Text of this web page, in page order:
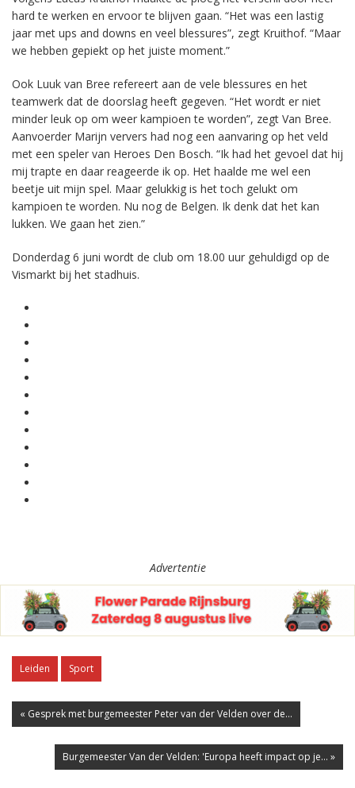
hard te werken en ervoor te blijven gaan. “Het was een lastig
jaar met ups and downs en veel blessures”, zegt Kruithof. “Maar
we hebben gepiekt op het juiste moment.”
Ook Luuk van Bree refereert aan de vele blessures en het
teamwerk dat de doorslag heeft gegeven. “Het wordt er niet
minder leuk op om weer kampioen te worden”, zegt Van Bree.
Aanvoerder Marijn ververs had nog een aanvaring op het veld
met een speler van Heroes Den Bosch. “Ik had het gevoel dat hij
mij trapte en daar reageerde ik op. Het haalde me wel een
beetje uit mijn spel. Maar gelukkig is het toch gelukt om
kampioen te worden. Nu nog de Belgen. Ik denk dat het kan
lukken. We gaan het zien.”
Donderdag 6 juni wordt de club om 18.00 uur gehuldigd op de
Vismarkt bij het stadhuis.
Advertentie
Leiden Sport
« Gesprek met burgemeester Peter van der Velden over de...
Burgemeester Van der Velden: 'Europa heeft impact op je... »